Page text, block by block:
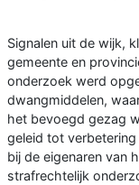
Signalen uit de wijk,
gemeente en
onderzoek werd
dwangmiddelen,
het bevoegd gezag
geleid tot
bij de eigenaren van
strafrechtelijk